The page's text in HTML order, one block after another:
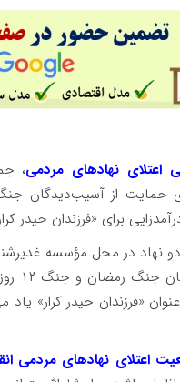
اعتلای نهادهای مردمی،
برای «فرزندان حیدر
نهاد در محل مؤسسه
از
«فرزندان حیدر کرار»
اعتلای نهادهای مردمی